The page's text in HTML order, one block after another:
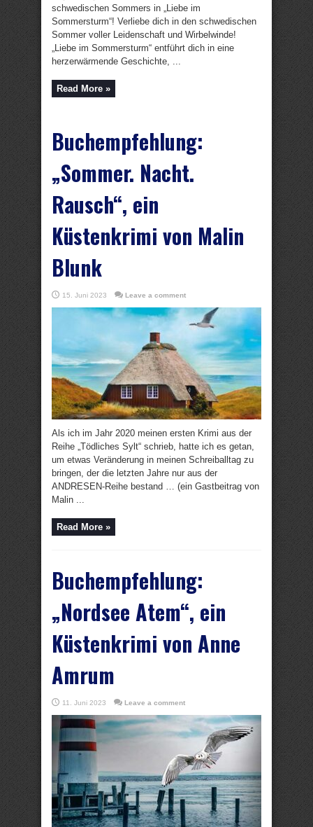
schwedischen Sommers in „Liebe im
Sommersturm“! Verliebe dich in den schwedischen
Sommer voller Leidenschaft und Wirbelwinde!
„Liebe im Sommersturm“ entführt dich in eine
herzerwärmende Geschichte, ...
Read More »
Buchempfehlung:
„Sommer. Nacht.
Rausch“, ein
Küstenkrimi von Malin
Blunk
15. Juni 2023 Leave a comment
Als ich im Jahr 2020 meinen ersten Krimi aus der
Reihe „Tödliches Sylt“ schrieb, hatte ich es getan,
um etwas Veränderung in meinen Schreiballtag zu
bringen, der die letzten Jahre nur aus der
ANDRESEN-Reihe bestand … (ein Gastbeitrag von
Malin ...
Read More »
Buchempfehlung:
„Nordsee Atem“, ein
Küstenkrimi von Anne
Amrum
11. Juni 2023 Leave a comment